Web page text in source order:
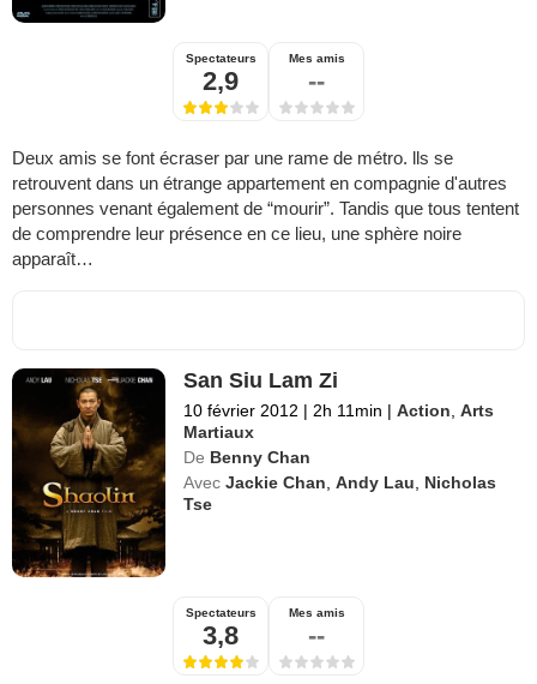
Spectateurs
2,9
Mes amis
--
Deux amis se font écraser par une rame de métro. lls se
retrouvent dans un étrange appartement en compagnie d'autres
personnes venant également de “mourir”. Tandis que tous tentent
de comprendre leur présence en ce lieu, une sphère noire
apparaît…
San Siu Lam Zi
10 février 2012 | 2h 11min | Action ,Arts
Martiaux
De Benny Chan
Avec Jackie Chan ,Andy Lau
Nicholas
Tse
Spectateurs
3,8
Mes amis
--